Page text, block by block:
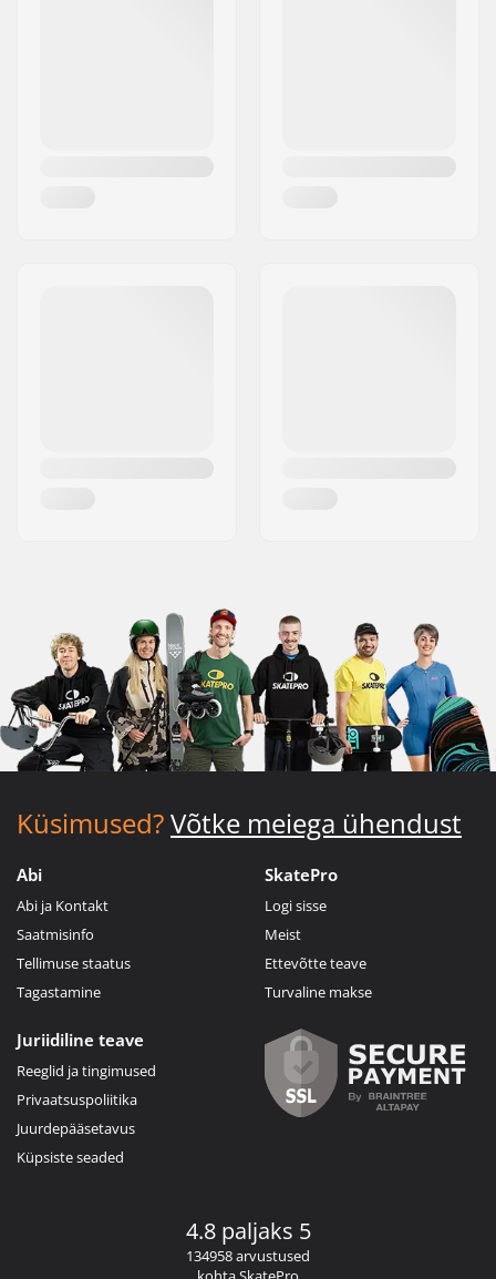
Küsimused?Võtke meiega ühendust
Abi
Abi ja Kontakt
Saatmisinfo
Tellimuse staatus
Tagastamine
SkatePro
Logi sisse
Meist
Ettevõtte teave
Turvaline makse
Juriidiline teave
Reeglid ja tingimused
Privaatsuspoliitika
Juurdepääsetavus
Küpsiste seaded
4.8 paljaks 5
134958 arvustused